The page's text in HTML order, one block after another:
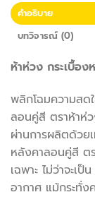
คำอธิบาย
บทวิจารณ์ (0)
ห้าห่วง กระเบื้อ
พลิกโฉมความสด
ลอนคู่สี ตราห้าห่
ผ่านการผลิตด้วย
หลังคาลอนคู่สี ต
เฉพาะ ไม่ว่าจะเ
อากาศ แม้กระทั่ง